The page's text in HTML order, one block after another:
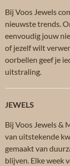
Bij Voos Jewels
nieuwste trends.
eenvoudig jouw
of jezelf wilt
oorbellen geef je
uitstraling.
JEWELS
Bij Voos Jewels &
van uitstekende
gemaakt van
blijven. Elke week